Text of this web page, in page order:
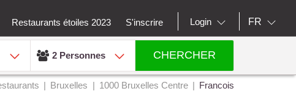
Restaurants étoiles 2023 S'inscrire Login FR
2 Personnes CHERCHER
Bruxelles 1000 Bruxelles Centre Francois